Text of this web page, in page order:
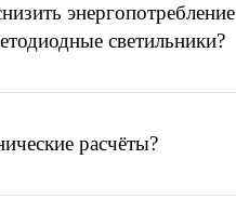
энергопотребление
светильники?
расчёты?